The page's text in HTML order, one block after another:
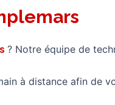
? Notre équipe de
à distance afin de